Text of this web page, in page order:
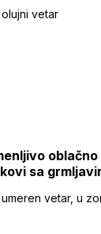
vetar
sa
vetar, u